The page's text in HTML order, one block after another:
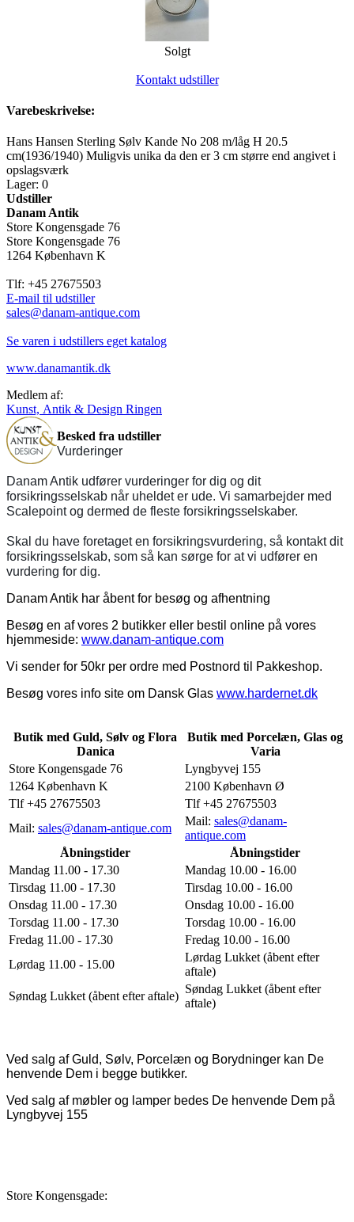
Solgt
Kontakt udstiller
Varebeskrivelse:
Hans Hansen Sterling Sølv Kande No 208 m/låg H 20.5
cm(1936/1940) Muligvis unika da den er 3 cm større end angivet i
opslagsværk
Lager: 0
Udstiller
Danam Antik
Store Kongensgade 76
Store Kongensgade 76
1264 København K
Tlf: +45 27675503
E-mail til udstiller
sales@danam-antique.com
Se varen i udstillers eget katalog
www.danamantik.dk
Medlem af:
Kunst, Antik & Design Ringen
Besked fra udstiller
Vurderinger
Danam Antik udfører vurderinger for dig og dit
forsikringsselskab når uheldet er ude. Vi samarbejder med
Scalepoint og dermed de fleste forsikringsselskaber.
Skal du have foretaget en forsikringsvurdering, så kontakt dit
forsikringsselskab, som så kan sørge for at vi udfører en
vurdering for dig.
Danam Antik har åbent for besøg og afhentning
Besøg en af vores 2 butikker eller bestil online på vores
hjemmeside: www.danam-antique.com
Vi sender for 50kr per ordre med Postnord til Pakkeshop.
Besøg vores info site om Dansk Glas www.hardernet.dk
Butik med Guld, Sølv og Flora
Danica
Butik med Porcelæn, Glas og
Varia
Store Kongensgade 76
Lyngbyvej 155
1264 København K
2100 København Ø
Tlf +45 27675503
Tlf +45 27675503
Mail: sales@danam-antique.com
Mail: sales@danam-
antique.com
Åbningstider
Åbningstider
Mandag 11.00 - 17.30
Mandag 10.00 - 16.00
Tirsdag 11.00 - 17.30
Tirsdag 10.00 - 16.00
Onsdag 11.00 - 17.30
Onsdag 10.00 - 16.00
Torsdag 11.00 - 17.30
Torsdag 10.00 - 16.00
Fredag 11.00 - 17.30
Fredag 10.00 - 16.00
Lørdag 11.00 - 15.00
Lørdag Lukket (åbent efter
aftale)
Søndag Lukket (åbent efter aftale)
Søndag Lukket (åbent efter
aftale)
Ved salg af Guld, Sølv, Porcelæn og Borydninger kan De
henvende Dem i begge butikker.
Ved salg af møbler og lamper bedes De henvende Dem på
Lyngbyvej 155
Store Kongensgade: